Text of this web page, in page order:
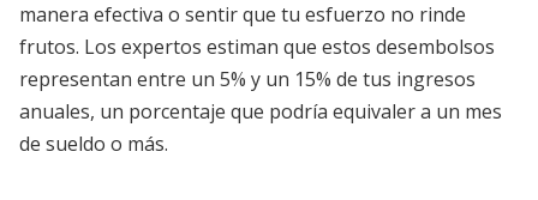
manera efectiva o sentir que tu esfuerzo no rinde
frutos. Los expertos estiman que estos desembolsos
representan entre un 5% y un 15% de tus ingresos
anuales, un porcentaje que podría equivaler a un mes
de sueldo o más.